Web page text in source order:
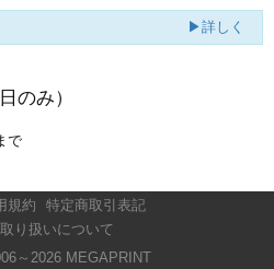
▶詳しく
のみ）
で
規約
特定商取引表記
り扱いについて
～2026 MEGAPRINT